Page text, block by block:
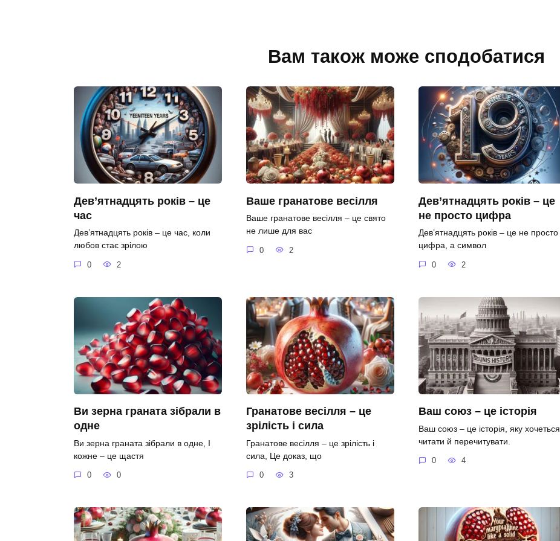
Вам також може сподобатися
Дев’ятнадцять років – це
час
Дев’ятнадцять років – це час, коли
любов стає зрілою
0 2
Ваше гранатове весілля
Ваше гранатове весілля – це свято
не лише для вас
0 2
Дев’ятнадцять років – це
не просто цифра
Дев’ятнадцять років – це не просто
цифра, а символ
0 2
Ви зерна граната зібрали в
одне
Ви зерна граната зібрали в одне, І
кожне – це щастя
0 0
Гранатове весілля – це
зрілість і сила
Гранатове весілля – це зрілість і
сила, Це доказ, що
0 3
Ваш союз – це історія
Ваш союз – це історія, яку хочеться
читати й перечитувати.
0 4